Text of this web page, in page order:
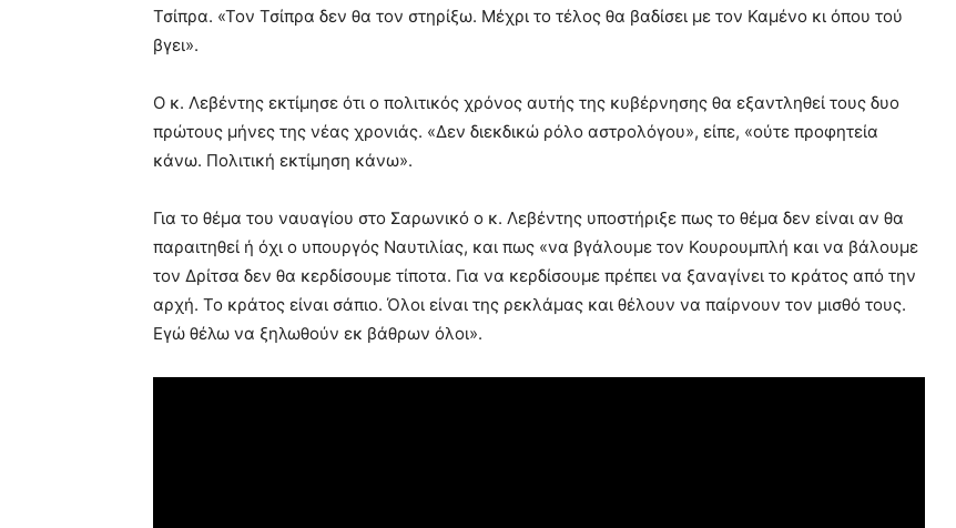
Τσίπρα. «Τον Τσίπρα δεν θα τον στηρίξω. Μέχρι το τέλος θα βαδίσει με τον Καμένο κι όπου τού
βγει».
Ο κ. Λεβέντης εκτίμησε ότι ο πολιτικός χρόνος αυτής της κυβέρνησης θα εξαντληθεί τους δυο
πρώτους μήνες της νέας χρονιάς. «Δεν διεκδικώ ρόλο αστρολόγου», είπε, «ούτε προφητεία
κάνω. Πολιτική εκτίμηση κάνω».
Για το θέμα του ναυαγίου στο Σαρωνικό ο κ. Λεβέντης υποστήριξε πως το θέμα δεν είναι αν θα
παραιτηθεί ή όχι ο υπουργός Ναυτιλίας, και πως «να βγάλουμε τον Κουρουμπλή και να βάλουμε
τον Δρίτσα δεν θα κερδίσουμε τίποτα. Για να κερδίσουμε πρέπει να ξαναγίνει το κράτος από την
αρχή. Το κράτος είναι σάπιο. Όλοι είναι της ρεκλάμας και θέλουν να παίρνουν τον μισθό τους.
Εγώ θέλω να ξηλωθούν εκ βάθρων όλοι».